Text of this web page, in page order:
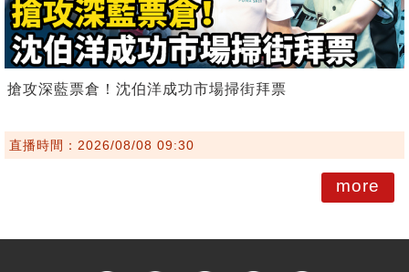
搶攻深藍票倉！沈伯洋成功市場掃街拜票
直播時間：2026/08/08 09:30
more